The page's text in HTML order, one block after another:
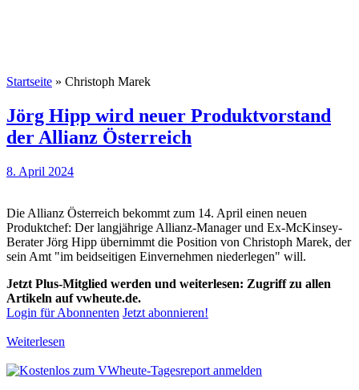
Startseite » Christoph Marek
Jörg Hipp wird neuer Produktvorstand
der Allianz Österreich
8. April 2024
Die Allianz Österreich bekommt zum 14. April einen neuen
Produktchef: Der langjährige Allianz-Manager und Ex-McKinsey-
Berater Jörg Hipp übernimmt die Position von Christoph Marek, der
sein Amt "im beidseitigen Einvernehmen niederlegen" will.
Jetzt Plus-Mitglied werden und weiterlesen: Zugriff zu allen
Artikeln auf vwheute.de.
Login für Abonnenten Jetzt abonnieren!
Weiterlesen